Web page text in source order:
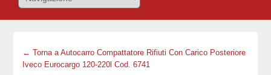
← Torna a Autocarro Compattatore Rifiuti Con Carico Posteriore
Iveco Eurocargo 120-220l Cod. 6741